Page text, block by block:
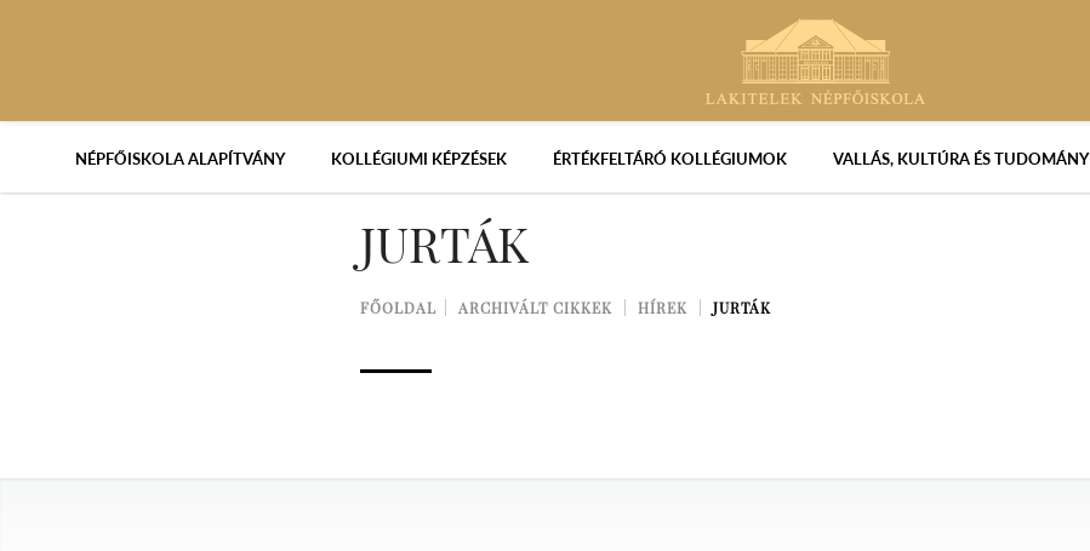
NÉPFŐISKOLA ALAPÍTVÁNY KOLLÉGIUMI KÉPZÉSEK ÉRTÉKFELTÁRÓ KOLLÉGIUMOK VALLÁS, KULTÚRA ÉS TUDOMÁNY
JURTÁK
FŐOLDAL ARCHIVÁLT CIKKEK HÍREK JURTÁK